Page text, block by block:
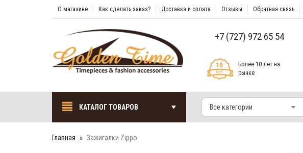
О магазине Как сделать заказ? Доставка и оплата Отзывы Обратная связь
+7 (727) 972 65 54
Более 10 лет на
рынке
КАТАЛОГ ТОВАРОВ Все категории
Главная Зажигалки Zippo